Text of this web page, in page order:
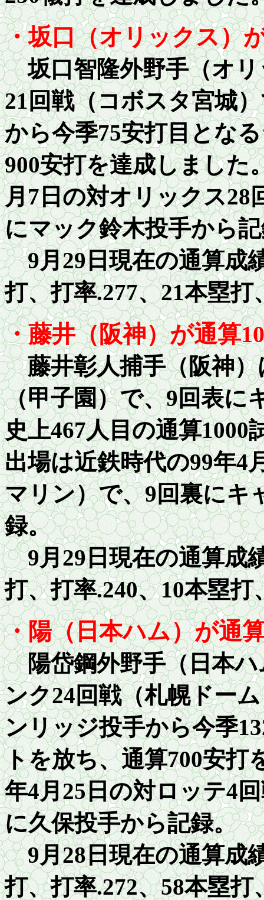
・坂口（オリックス）
坂口智隆外野手（オリ
21回戦（コボスタ宮城
から今季75安打目とな
900安打を達成しました
月7日の対オリックス28
にマック鈴木投手から
9月29日現在の通算成
打、打率.277、21本塁打
・藤井（阪神）が通算
藤井彰人捕手（阪神）
（甲子園）で、9回表に
史上467人目の通算1000
出場は近鉄時代の99年4
マリン）で、9回裏にキ
録。
9月29日現在の通算成
打、打率.240、10本塁打
・陽（日本ハム）が通
陽岱鋼外野手（日本ハ
ンク24回戦（札幌ドー
ンリッジ投手から今季1
トを放ち、通算700安打
年4月25日の対ロッテ4
に久保投手から記録。
9月28日現在の通算成
打、打率.272、58本塁打